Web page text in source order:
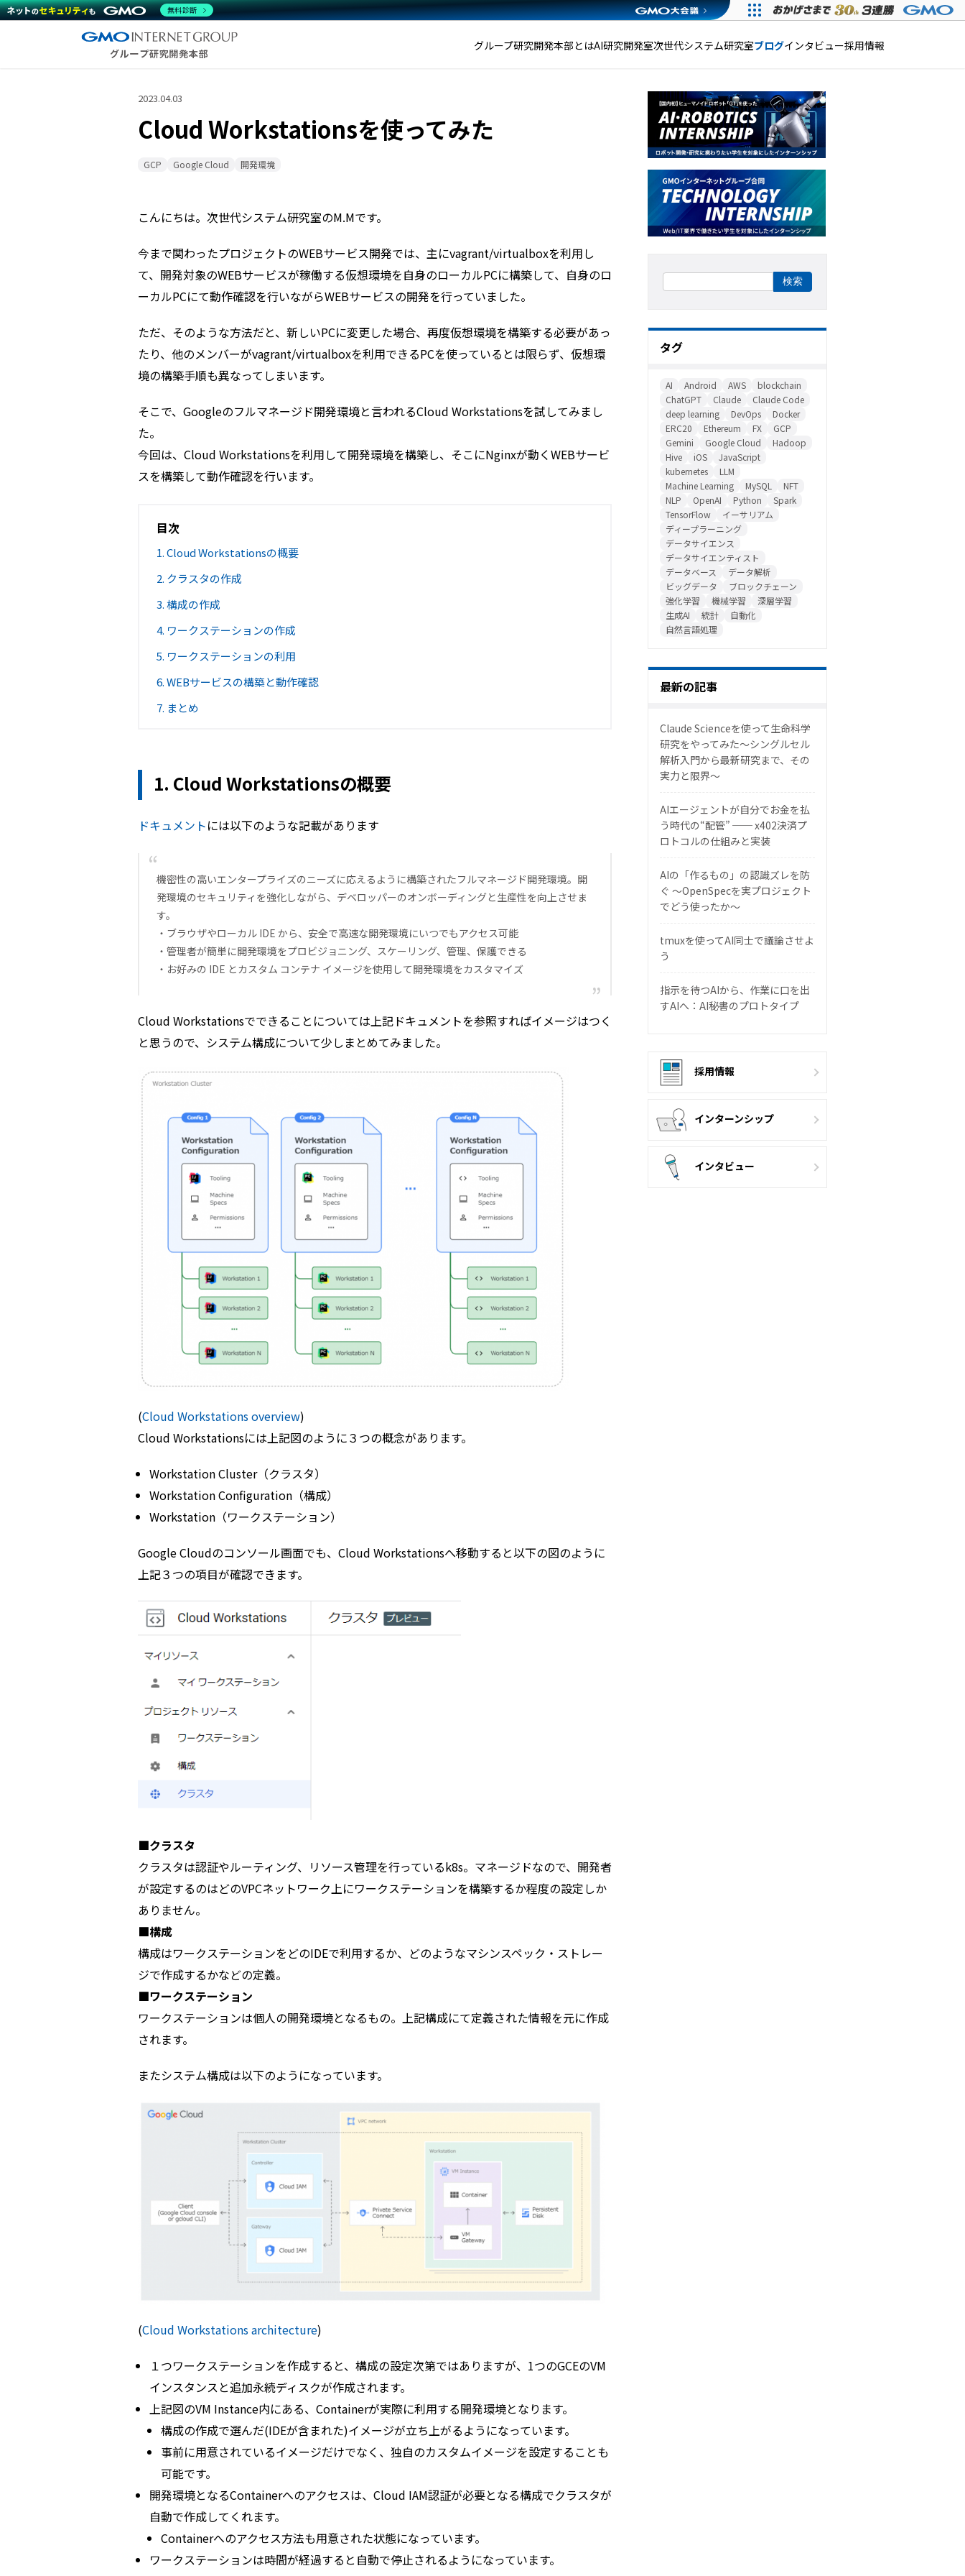
グループ研究開発本部とはAI研究開発室次世代システム研究室ブログインタビュー採用情報
2023.04.03
Cloud Workstationsを使ってみた
GCP Google Cloud 開発環境
こんにちは。次世代システム研究室のM.Mです。
今まで関わったプロジェクトのWEBサービス開発では、主にvagrant/virtualboxを利用し
て、開発対象のWEBサービスが稼働する仮想環境を自身のローカルPCに構築して、自身のロ
ーカルPCにて動作確認を行いながらWEBサービスの開発を行っていました。
ただ、そのような方法だと、新しいPCに変更した場合、再度仮想環境を構築する必要があっ
たり、他のメンバーがvagrant/virtualboxを利用できるPCを使っているとは限らず、仮想環
境の構築手順も異なってしまいます。
そこで、Googleのフルマネージド開発環境と言われるCloud Workstationsを試してみまし
た。
今回は、Cloud Workstationsを利用して開発環境を構築し、そこにNginxが動くWEBサービ
スを構築して動作確認を行います。
目次
1. Cloud Workstationsの概要
2. クラスタの作成
3. 構成の作成
4. ワークステーションの作成
5. ワークステーションの利用
6. WEBサービスの構築と動作確認
7. まとめ
1. Cloud Workstationsの概要
ドキュメントには以下のような記載があります
機密性の高いエンタープライズのニーズに応えるように構築されたフルマネージド開発環境。開
発環境のセキュリティを強化しながら、デベロッパーのオンボーディングと生産性を向上させま
す。
・ブラウザやローカル IDE から、安全で高速な開発環境にいつでもアクセス可能
・管理者が簡単に開発環境をプロビジョニング、スケーリング、管理、保護できる
・お好みの IDE とカスタム コンテナ イメージを使用して開発環境をカスタマイズ
Cloud Workstationsでできることについては上記ドキュメントを参照すればイメージはつく
と思うので、システム構成について少しまとめてみました。
(Cloud Workstations overview)
Cloud Workstationsには上記図のように３つの概念があります。
Workstation Cluster（クラスタ）
Workstation Configuration（構成）
Workstation（ワークステーション）
Google Cloudのコンソール画面でも、Cloud Workstationsへ移動すると以下の図のように
上記３つの項目が確認できます。
■クラスタ
クラスタは認証やルーティング、リソース管理を行っているk8s。マネージドなので、開発者
が設定するのはどのVPCネットワーク上にワークステーションを構築するか程度の設定しか
ありません。
■構成
構成はワークステーションをどのIDEで利用するか、どのようなマシンスペック・ストレー
ジで作成するかなどの定義。
■ワークステーション
ワークステーションは個人の開発環境となるもの。上記構成にて定義された情報を元に作成
されます。
またシステム構成は以下のようになっています。
(Cloud Workstations architecture)
１つワークステーションを作成すると、構成の設定次第ではありますが、1つのGCEのVM
インスタンスと追加永続ディスクが作成されます。
上記図のVM Instance内にある、Containerが実際に利用する開発環境となります。
構成の作成で選んだ(IDEが含まれた)イメージが立ち上がるようになっています。
事前に用意されているイメージだけでなく、独自のカスタムイメージを設定することも
可能です。
開発環境となるContainerへのアクセスは、Cloud IAM認証が必要となる構成でクラスタが
自動で作成してくれます。
Containerへのアクセス方法も用意された状態になっています。
ワークステーションは時間が経過すると自動で停止されるようになっています。
タグ
AI Android AWS
blockchain
ChatGPT
Claude
Claude Code
deep learning
DevOps
Docker
ERC20
Ethereum FX
GCP
Gemini
Google Cloud
Hadoop
Hive
iOS
JavaScript
kubernetes
LLM
Machine Learning
MySQL
NFT
NLP
OpenAI Python
Spark
TensorFlow
イーサリアム
ディープラーニング
データサイエンス
データサイエンティスト
データベース
データ解析
ビッグデータ
ブロックチェーン
強化学習
機械学習
深層学習
生成AI
統計
自動化
自然言語処理
最新の記事
Claude Scienceを使って生命科学
研究をやってみた〜シングルセル
解析入門から最新研究まで、その
実力と限界〜
AIエージェントが自分でお金を払
う時代の“配管” ── x402決済プ
ロトコルの仕組みと実装
AIの「作るもの」の認識ズレを防
ぐ 〜OpenSpecを実プロジェクト
でどう使ったか〜
tmuxを使ってAI同士で議論させよ
う
指示を待つAIから、作業に口を出
すAIへ：AI秘書のプロトタイプ
採用情報
インターンシップ
インタビュー
無料診断